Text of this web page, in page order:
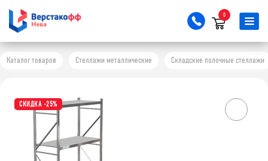
0
Каталог товаров Стеллажи металлические Складские полочные стеллажи
СКИДКА -25%